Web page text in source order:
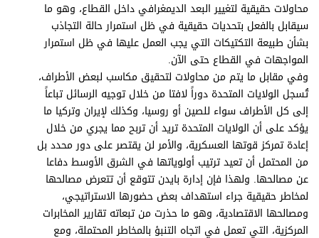
محاولات حقيقية لتغيير البعد الديمغرافي داخل القطاع، وهو ما
سيقابل بالفعل بتحديات حقيقية في ظل استمرار حالة التجاذب
بشأن طبيعة التكتيكات التي يجب العمل عليها في ظل استمرار
المواجهات في القطاع حتى الآن.
وفي مقابل ما يتم من محاولات لتحقيق مكاسب لبعض الأطراف،
تُسجل الولايات المتحدة دوراً لافتا من خلال توجيه الرسائل تباعاً
إلى كل الأطراف سواء للصين أو روسيا، وكذلك لإيران وتركيا ما
يؤكد على أن الولايات المتحدة تريد أن تربح مما يجري من خلال
إعادة تمركز قوتها العسكرية، والأمر لن يقتصر على دور محدد بل
من المحتمل أن تعيد ترتيب أولوياتها في الشرق الأوسط دفاعا
عن مصالحها. ولهذا فإن إدارة بايدن تتوقع أن تتعرض مصالحها
لمخاطر حقيقية جراء استهداف بعض حضورها الاستراتيجي،
ومصالحها الاقتصادية، وهو ما حذرت من تبعاته تقارير المخابرات
المركزية، التي تعمل في اتجاه التنبؤ بالمخاطر المحتملة، ومع